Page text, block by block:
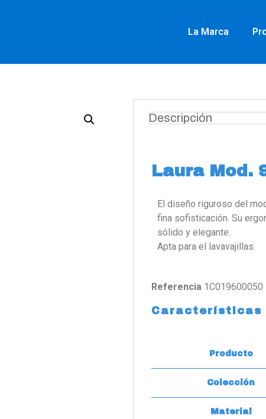
La Marca
Descripción
Laura Mod.
El diseño riguroso del
fina sofisticación. Su
sólido y elegante.
Apta para el lavavajillas.
Referencia 1C019600050
Características
Producto
Colección
Material